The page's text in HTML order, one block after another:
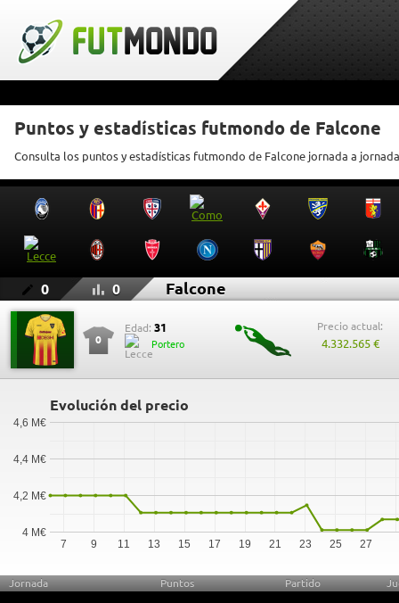
Puntos y estadísticas futmondo de Falcone
Consulta los puntos y estadísticas futmondo de Falcone jornada a jornada
0 0 Falcone
0
Edad: 31
Portero
Precio actual:
4.332.565 €
Evolución del precio
7 9 11 13 15 17 19 21 23 25 27
4 M€
4,2 M€
4,4 M€
4,6 M€
Jornada Puntos Partido